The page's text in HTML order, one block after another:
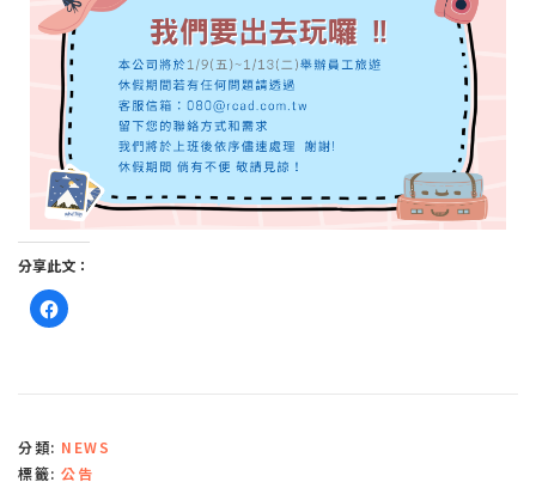
分享此文：
按
一
e
o
分類: NEWS
標籤: 公告